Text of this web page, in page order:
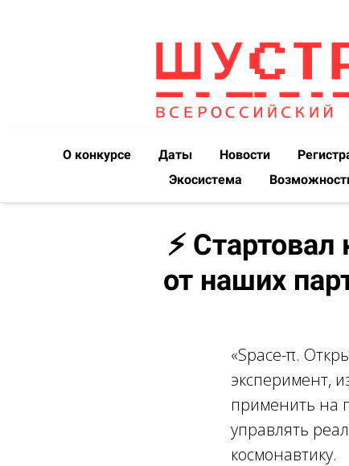
О конкурсе Даты Новости
Экосистема
⚡
от наших
«Space-π.
эксперимент,
применить на
управлять
космонавтику.